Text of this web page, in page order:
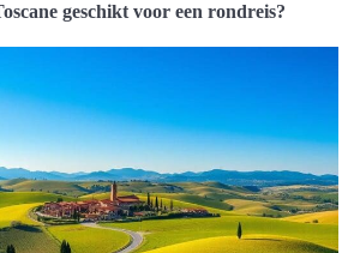
geschikt voor een rondreis?